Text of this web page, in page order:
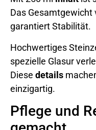
Das Gesamtgewicht
garantiert Stabilität.
Hochwertiges
spezielle Glasur
Diese details
einzigartig.
Pflege und